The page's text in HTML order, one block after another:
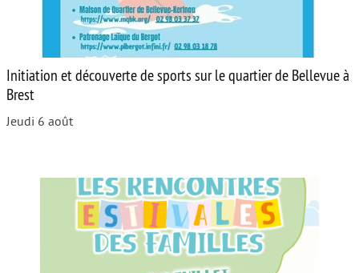
Initiation et découverte de sports sur le quartier de Bellevue à
Brest
Jeudi 6 août